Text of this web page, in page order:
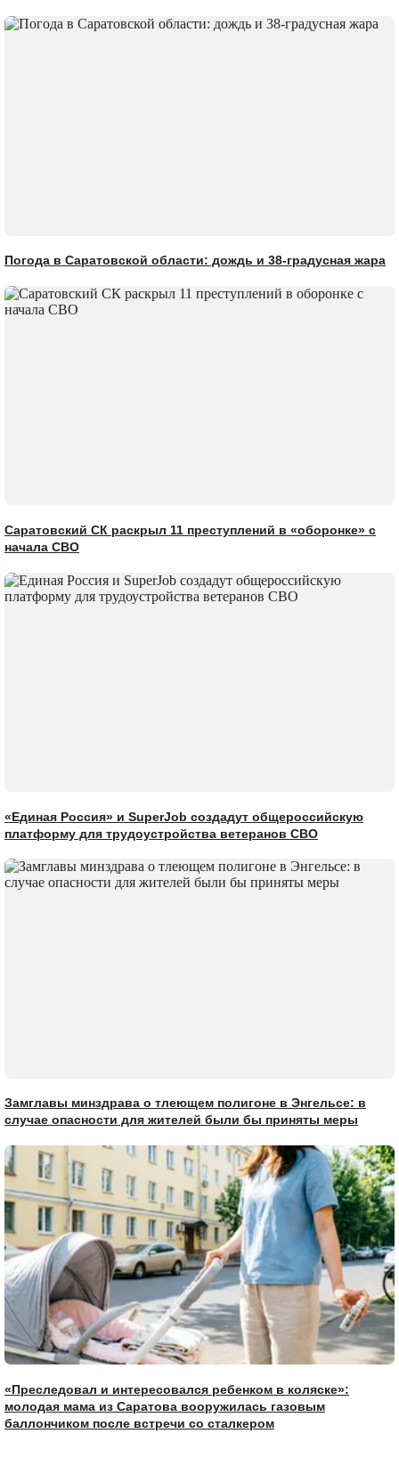
Погода в Саратовской области: дождь и 38-градусная жара
Саратовский СК раскрыл 11 преступлений в «оборонке» с
начала СВО
«Единая Россия» и SuperJob создадут общероссийскую
платформу для трудоустройства ветеранов СВО
Замглавы минздрава о тлеющем полигоне в Энгельсе: в
случае опасности для жителей были бы приняты меры
«Преследовал и интересовался ребенком в коляске»:
молодая мама из Саратова вооружилась газовым
баллончиком после встречи со сталкером